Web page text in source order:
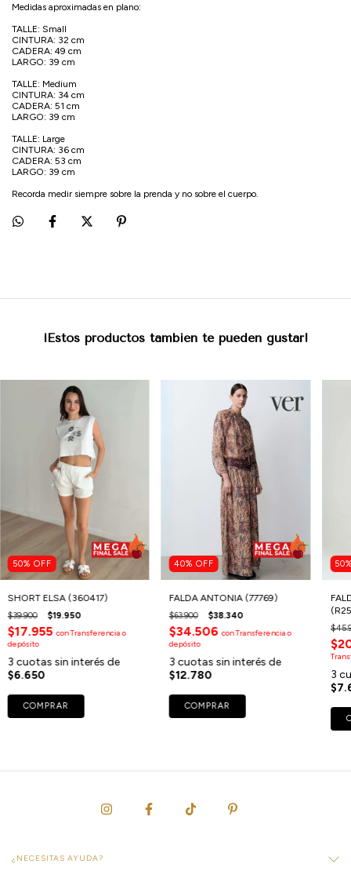
Medidas aproximadas en plano:
TALLE: Small
CINTURA: 32 cm
CADERA: 49 cm
LARGO: 39 cm
TALLE: Medium
CINTURA: 34 cm
CADERA: 51 cm
LARGO: 39 cm
TALLE: Large
CINTURA: 36 cm
CADERA: 53 cm
LARGO: 39 cm
Recorda medir siempre sobre la prenda y no sobre el cuerpo.
¡Estos productos también te pueden gustar!
50% OFF
SHORT ELSA (360417)
$39.900 $19.950
$17.955conTransferencia o
depósito
3 cuotas sin interés de
$6.650
COMPRAR
40% OFF
FALDA ANTONIA (77769)
$63.900 $38.340
$34.506conTransferencia o
depósito
3 cuotas sin interés de
$12.780
COMPRAR
50
3
¿NECESITAS AYUDA?